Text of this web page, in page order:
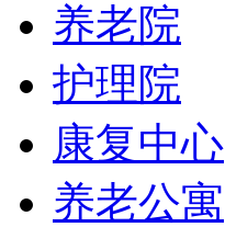
养老院
护理院
康复中心
养老公寓